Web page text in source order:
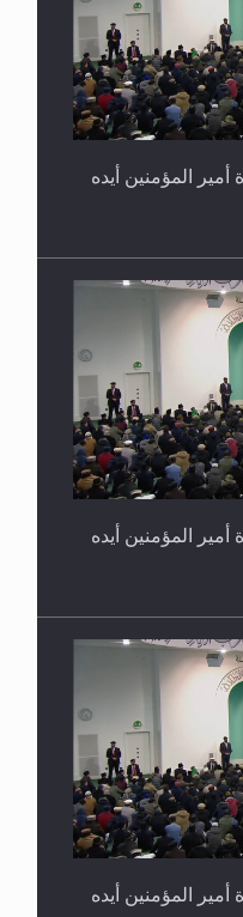
المؤمنين أيده
المؤمنين أيده
المؤمنين أيده